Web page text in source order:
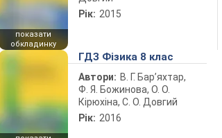
показати
обкладинку
Рік: 2015
ГДЗ Фізика 8 клас
Автори: В. Г. Бар’яхтар,
Ф. Я. Божинова, О. О.
Кірюхіна, С. О. Довгий
Рік: 2016